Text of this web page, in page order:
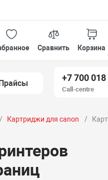
Сравнить Корзина
+7 700
Call-centre
Картриджи для canon